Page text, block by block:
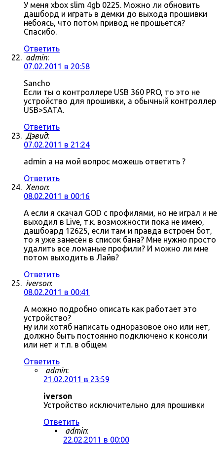
У меня xbox slim 4gb 0225. Можно ли обновить
дашборд и играть в демки до выхода прошивки
небоясь, что потом привод не прошьется?
Спасибо.
Ответить
admin:
07.02.2011 в 20:58
Sancho
Если ты о контроллере USB 360 PRO, то это не
устройство для прошивки, а обычный контроллер
USB>SATA.
Ответить
Дэвид:
07.02.2011 в 21:24
admin а на мой вопрос можешь ответить ?
Ответить
Xenon:
08.02.2011 в 00:16
А если я скачал GOD с профилями, но не играл и не
выходил в Live, т.к. возможности пока не имею,
дашбоард 12625, если там и правда встроен бот,
то я уже занесён в список бана? Мне нужно просто
удалить все ломаные профили? И можно ли мне
потом выходить в Лайв?
Ответить
iverson:
08.02.2011 в 00:41
А можно подробно описать как работает это
устройство?
ну или хотяб написать одноразовое оно или нет,
должно быть постоянно подключено к консоли
или нет и т.п. в общем
Ответить
admin:
21.02.2011 в 23:59
iverson
Устройство исключительно для прошивки
Ответить
admin:
22.02.2011 в 00:00